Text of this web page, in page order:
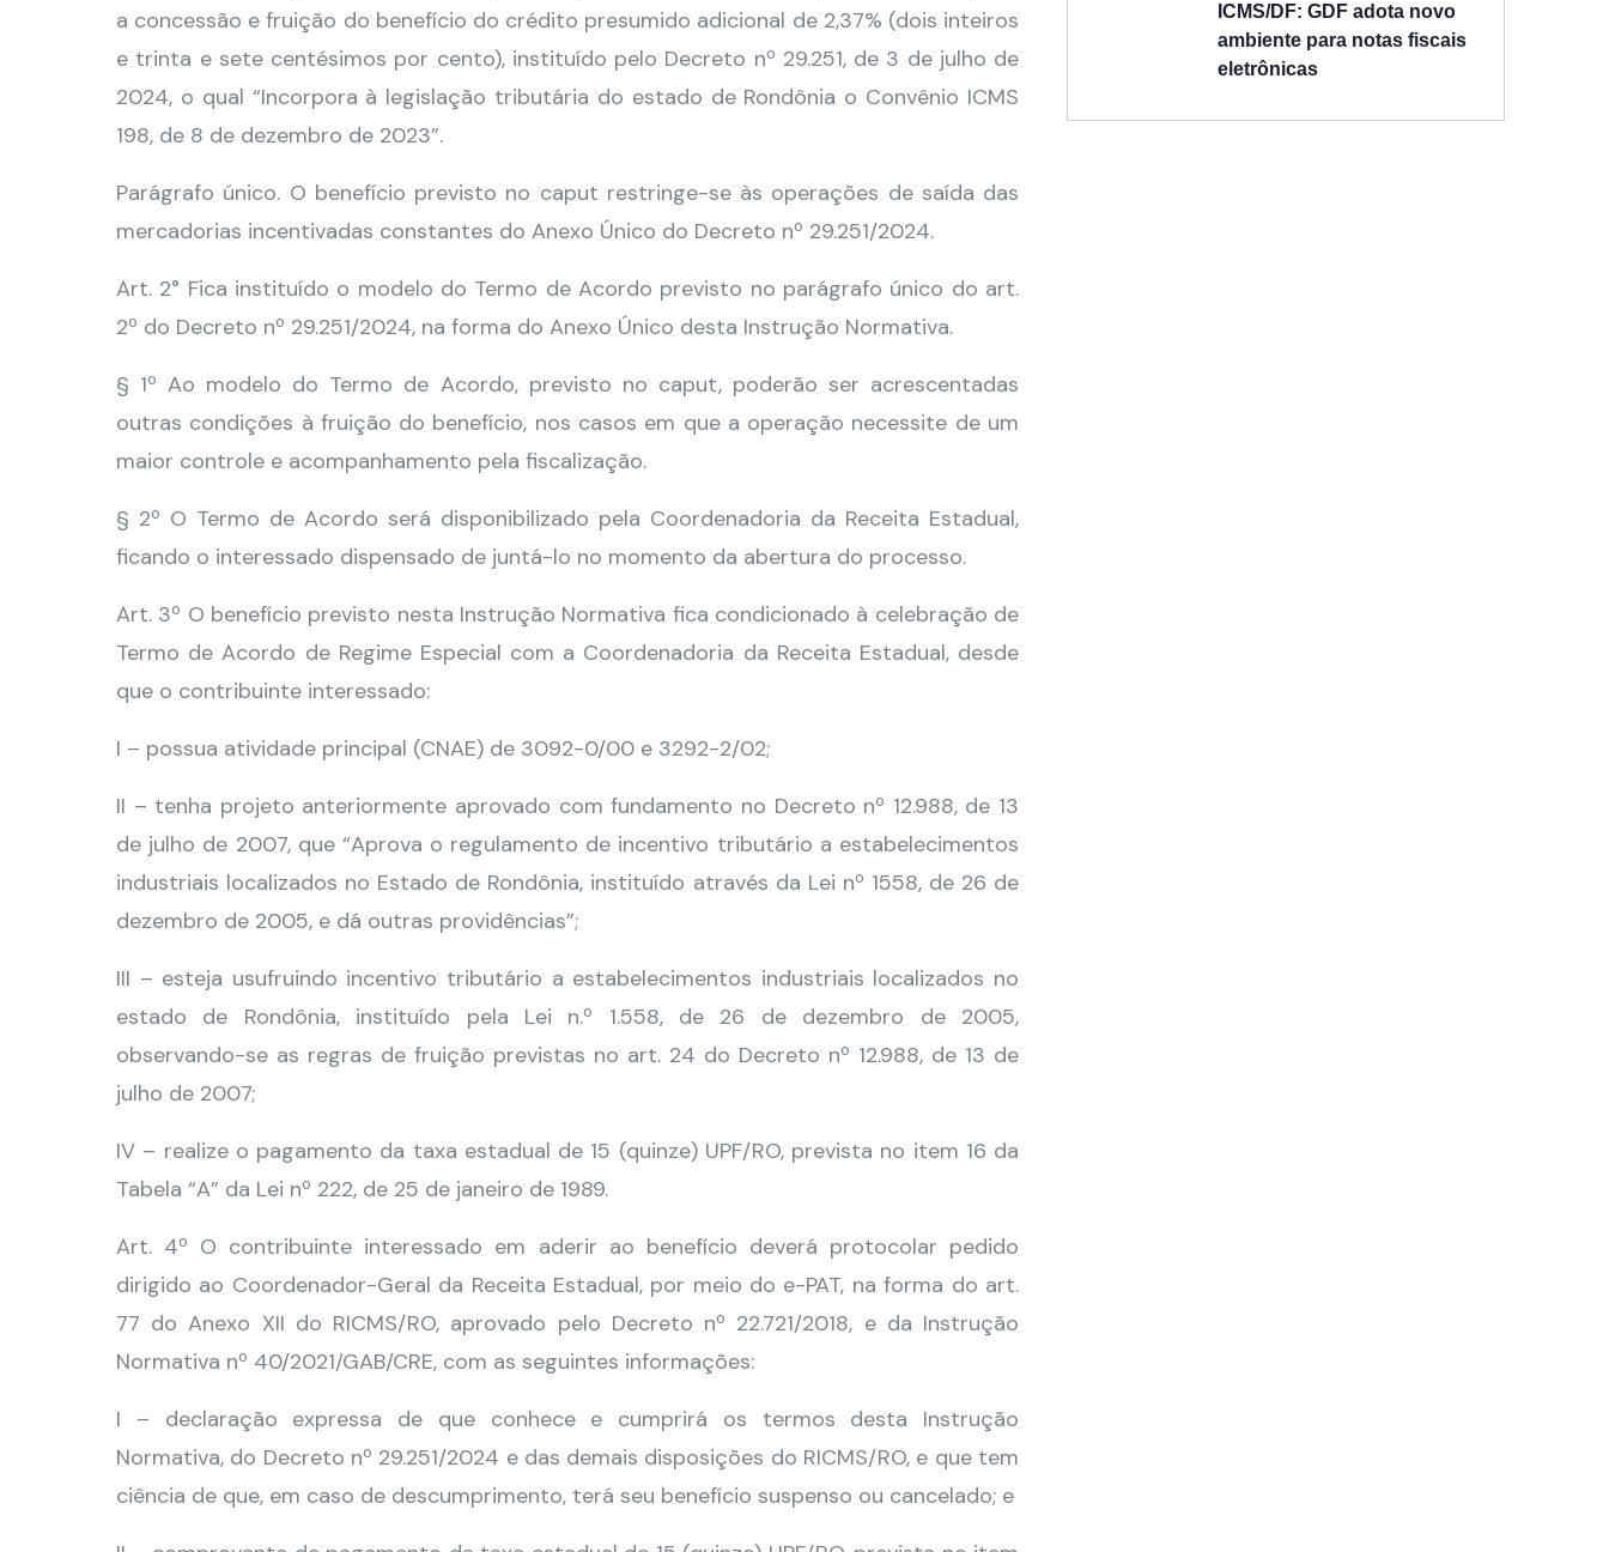
a concessão e fruição do benefício do crédito presumido adicional de 2,37% (dois inteiros
e trinta e sete centésimos por cento), instituído pelo Decreto nº 29.251, de 3 de julho de
2024, o qual “Incorpora à legislação tributária do estado de Rondônia o Convênio ICMS
198, de 8 de dezembro de 2023”.
Parágrafo único. O benefício previsto no caput restringe-se às operações de saída das
mercadorias incentivadas constantes do Anexo Único do Decreto nº 29.251/2024.
Art. 2° Fica instituído o modelo do Termo de Acordo previsto no parágrafo único do art.
2º do Decreto nº 29.251/2024, na forma do Anexo Único desta Instrução Normativa.
§ 1º Ao modelo do Termo de Acordo, previsto no caput, poderão ser acrescentadas
outras condições à fruição do benefício, nos casos em que a operação necessite de um
maior controle e acompanhamento pela fiscalização.
§ 2º O Termo de Acordo será disponibilizado pela Coordenadoria da Receita Estadual,
ficando o interessado dispensado de juntá-lo no momento da abertura do processo.
Art. 3º O benefício previsto nesta Instrução Normativa fica condicionado à celebração de
Termo de Acordo de Regime Especial com a Coordenadoria da Receita Estadual, desde
que o contribuinte interessado:
I – possua atividade principal (CNAE) de 3092-0/00 e 3292-2/02;
II – tenha projeto anteriormente aprovado com fundamento no Decreto nº 12.988, de 13
de julho de 2007, que “Aprova o regulamento de incentivo tributário a estabelecimentos
industriais localizados no Estado de Rondônia, instituído através da Lei nº 1558, de 26 de
dezembro de 2005, e dá outras providências”;
III – esteja usufruindo incentivo tributário a estabelecimentos industriais localizados no
estado de Rondônia, instituído pela Lei n.º 1.558, de 26 de dezembro de 2005,
observando-se as regras de fruição previstas no art. 24 do Decreto nº 12.988, de 13 de
julho de 2007;
IV – realize o pagamento da taxa estadual de 15 (quinze) UPF/RO, prevista no item 16 da
Tabela “A” da Lei nº 222, de 25 de janeiro de 1989.
Art. 4º O contribuinte interessado em aderir ao benefício deverá protocolar pedido
dirigido ao Coordenador-Geral da Receita Estadual, por meio do e-PAT, na forma do art.
77 do Anexo XII do RICMS/RO, aprovado pelo Decreto nº 22.721/2018, e da Instrução
Normativa nº 40/2021/GAB/CRE, com as seguintes informações:
I – declaração expressa de que conhece e cumprirá os termos desta Instrução
Normativa, do Decreto nº 29.251/2024 e das demais disposições do RICMS/RO, e que tem
ciência de que, em caso de descumprimento, terá seu benefício suspenso ou cancelado; e
ICMS/DF: GDF adota novo
ambiente para notas fiscais
eletrônicas